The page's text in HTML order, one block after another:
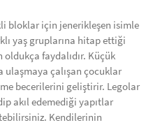
bloklar için jenerikleşen isimle
yaş gruplarına hitap ettiği
faydalıdır. Küçük
ulaşmaya çalışan çocuklar
becerilerini geliştirir. Legolar
akıl edemediği yapıtlar
Kendilerinin